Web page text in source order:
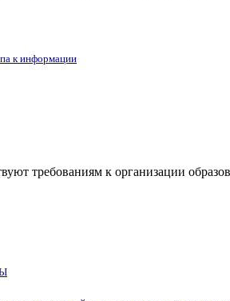
к информации
требованиям к организации